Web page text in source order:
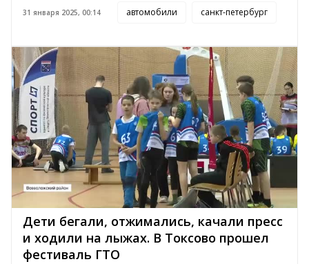
31 января 2025, 00:14 автомобили санкт-петербург
Дети бегали, отжимались, качали пресс
и ходили на лыжах. В Токсово прошел
фестиваль ГТО